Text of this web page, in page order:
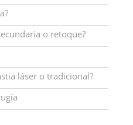
o retoque?
láser o tradicional?